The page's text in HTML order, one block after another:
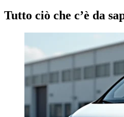
Tutto ciò che c’è da